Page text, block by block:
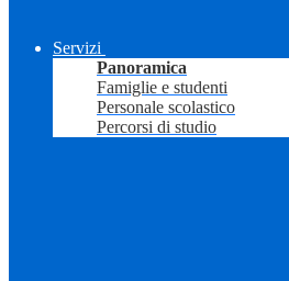
Servizi
Panoramica
Famiglie e studenti
Personale scolastico
Percorsi di studio